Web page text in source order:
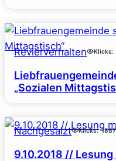
Revierverhalten Klicks:
„Sozialen
Nachgesalzt Klicks: 1887
9.10.2018 //